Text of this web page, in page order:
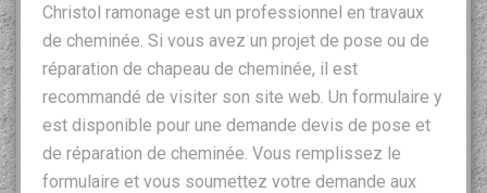
Christol ramonage est un professionnel en travaux
de cheminée. Si vous avez un projet de pose ou de
réparation de chapeau de cheminée, il est
recommandé de visiter son site web. Un formulaire y
est disponible pour une demande devis de pose et
de réparation de cheminée. Vous remplissez le
formulaire et vous soumettez votre demande aux